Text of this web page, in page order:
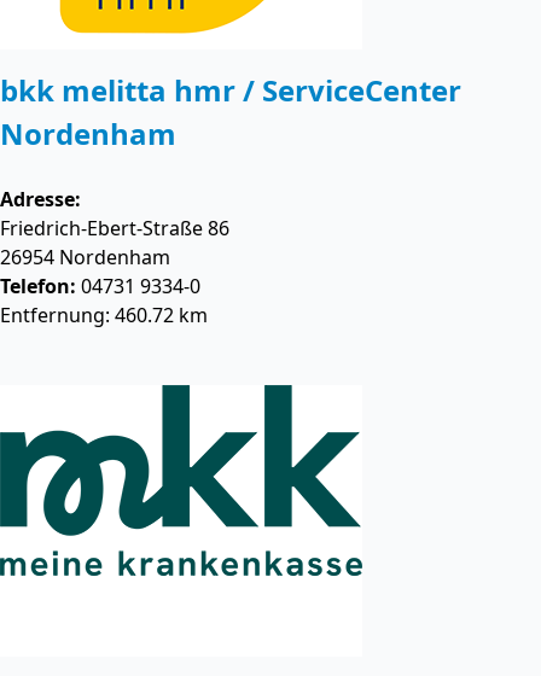
bkk melitta hmr / ServiceCenter
Nordenham
Adresse:
Friedrich-Ebert-Straße 86
26954 Nordenham
Telefon: 04731 9334-0
Entfernung: 460.72 km